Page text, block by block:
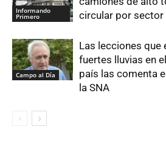
Informando
Primero
circular por sector
Campo al Día
Las lecciones que
fuertes lluvias en
país las comenta
la SNA